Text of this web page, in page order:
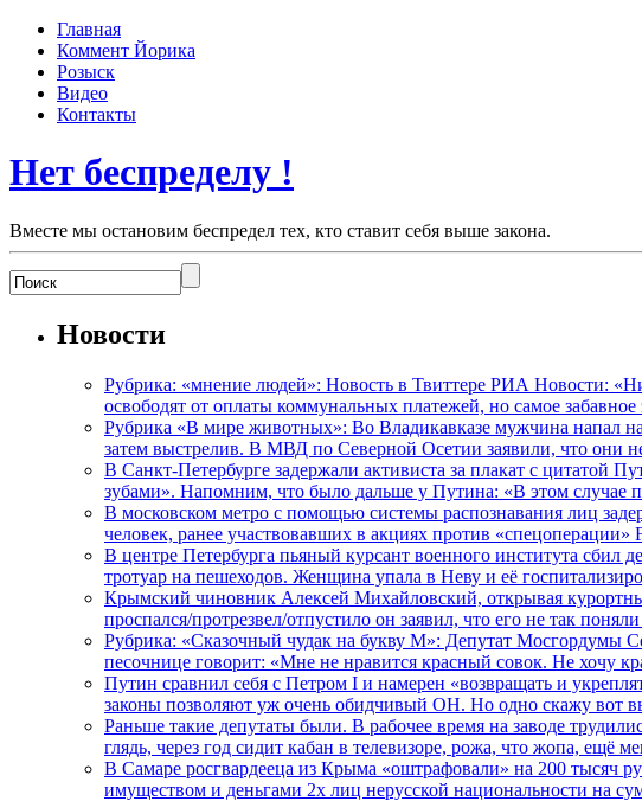
Главная
Коммент Йорика
Розыск
Видео
Контакты
Нет беспределу !
Вместе мы остановим беспредел тех, кто ставит себя выше закона.
Новости
Рубрика: «мнение людей»: Новость в Твиттере РИА Новости:
освободят от оплаты коммунальных платежей, но самое
Рубрика «В мире животных»: Во Владикавказе мужчина напал
затем выстрелив. В МВД по Северной Осетии заявили, что они
В Санкт-Петербурге задержали активиста за плакат с цитатой
зубами». Напомним, что было дальше у Путина: «В этом случае
В московском метро с помощью системы распознавания лиц
человек, ранее участвовавших в акциях против
В центре Петербурга пьяный курсант военного института
тротуар на пешеходов. Женщина упала в Неву и её
Крымский чиновник Алексей Михайловский, открывая
проспался/протрезвел/отпустило он заявил, что его не так
Рубрика: «Сказочный чудак на букву М»: Депутат Мосгордумы
песочнице говорит: «Мне не нравится красный совок. Не хочу
Путин сравнил себя с Петром I и намерен «возвращать и
законы позволяют уж очень обидчивый ОН. Но одно скажу
Раньше такие депутаты были. В рабочее время на заводе
глядь, через год сидит кабан в телевизоре, рожа, что жопа, ещё
В Самаре росгвардееца из Крыма «оштрафовали» на 200 тысяч
имуществом и деньгами 2х лиц нерусской национальности на